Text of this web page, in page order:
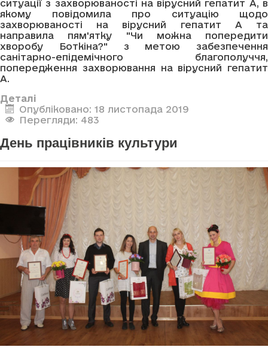
ситуації з захворюваності на вірусний гепатит А, в
якому повідомила про ситуацію щодо
захворюваності на вірусний гепатит А та
направила пям'ятку "Чи можна попередити
хворобу Боткіна?" з метою забезпечення
санітарно-епідемічного благополуччя,
попередження захворювання на вірусний гепатит
А.
Деталі
Опубліковано: 18 листопада 2019
Перегляди: 483
День працівників культури